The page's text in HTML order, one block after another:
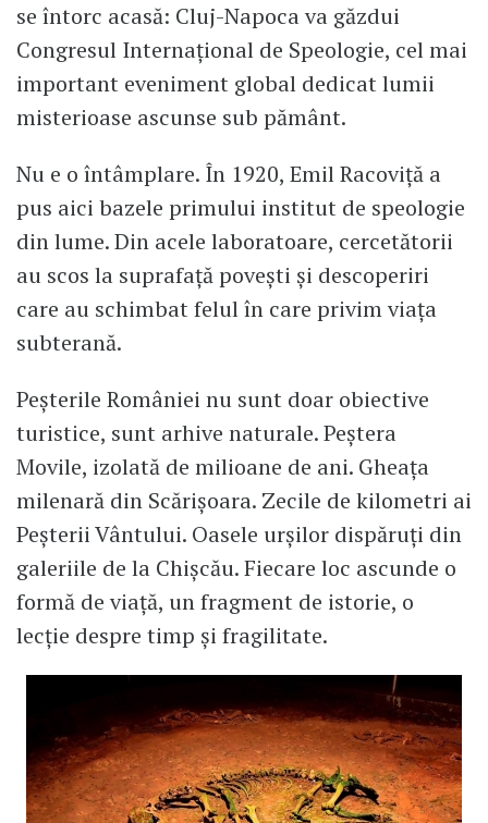
se întorc acasă: Cluj-Napoca va găzdui
Congresul Internațional de Speologie, cel mai
important eveniment global dedicat lumii
misterioase ascunse sub pământ.
Nu e o întâmplare. În 1920, Emil Racoviță a
pus aici bazele primului institut de speologie
din lume. Din acele laboratoare, cercetătorii
au scos la suprafață povești și descoperiri
care au schimbat felul în care privim viața
subterană.
Peșterile României nu sunt doar obiective
turistice, sunt arhive naturale. Peștera
Movile, izolată de milioane de ani. Gheața
milenară din Scărișoara. Zecile de kilometri ai
Peșterii Vântului. Oasele urșilor dispăruți din
galeriile de la Chișcău. Fiecare loc ascunde o
formă de viață, un fragment de istorie, o
lecție despre timp și fragilitate.